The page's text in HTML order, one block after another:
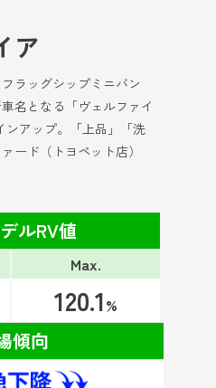
ア
ラッグシップミニバン
名となる「ヴェルファイ
ンアップ。「上品」「洗
ード（トヨペット店）
ルRV値
Max.
120.1%
傾向